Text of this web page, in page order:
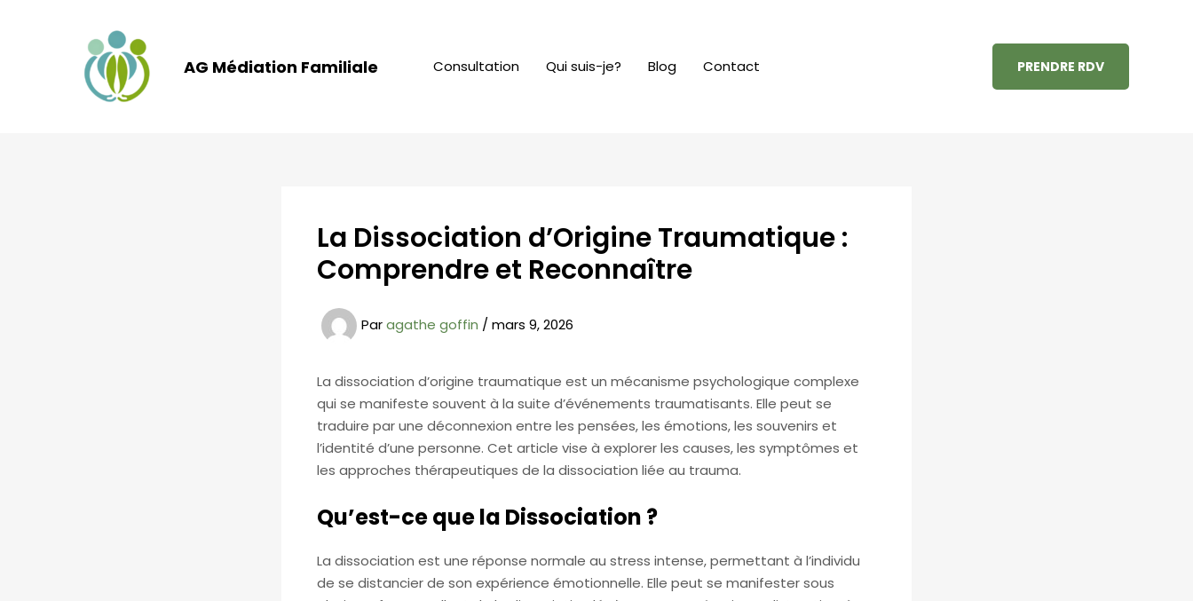
AG Médiation Familiale Consultation Qui suis-je? Blog Contact PRENDRE RDV
La Dissociation d’Origine Traumatique :
Comprendre et Reconnaître
Paragathe goffin / mars 9, 2026
La dissociation d’origine traumatique est un mécanisme psychologique complexe
qui se manifeste souvent à la suite d’événements traumatisants. Elle peut se
traduire par une déconnexion entre les pensées, les émotions, les souvenirs et
l’identité d’une personne. Cet article vise à explorer les causes, les symptômes et
les approches thérapeutiques de la dissociation liée au trauma.
Qu’est-ce que la Dissociation ?
La dissociation est une réponse normale au stress intense, permettant à l’individu
de se distancier de son expérience émotionnelle. Elle peut se manifester sous